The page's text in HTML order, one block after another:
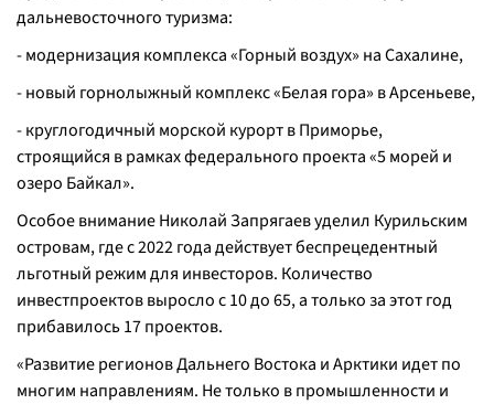
дальневосточного туризма:
- модернизация комплекса «Горный воздух» на Сахалине,
- новый горнолыжный комплекс «Белая гора» в Арсеньеве,
- круглогодичный морской курорт в Приморье,
строящийся в рамках федерального проекта «5 морей и
озеро Байкал».
Особое внимание Николай Запрягаев уделил Курильским
островам, где с 2022 года действует беспрецедентный
льготный режим для инвесторов. Количество
инвестпроектов выросло с 10 до 65, а только за этот год
прибавилось 17 проектов.
«Развитие регионов Дальнего Востока и Арктики идет по
многим направлениям. Не только в промышленности и